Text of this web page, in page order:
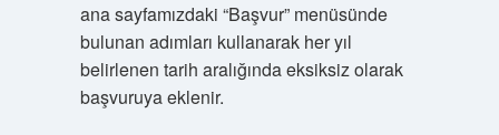
ana sayfamızdaki “Başvur” menüsünde
bulunan adımları kullanarak her yıl
belirlenen tarih aralığında eksiksiz olarak
başvuruya eklenir.